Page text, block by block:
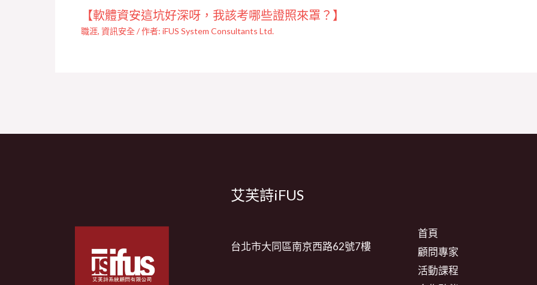
【軟體資安這坑好深呀，我該考哪些證照來罩？】
職涯, 資訊安全/ 作者: iFUS System Consultants Ltd.
艾芙詩iFUS
台北市大同區南京西路62號7樓
首頁
顧問專家
活動課程